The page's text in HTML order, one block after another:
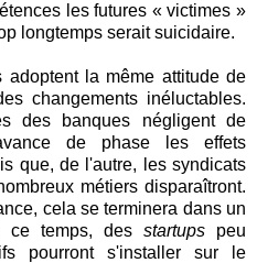
les futures « victimes »
longtemps serait suicidaire.
adoptent la même attitude de
changements inéluctables.
des banques négligent de
de phase les effets
que, de l'autre, les syndicats
métiers disparaîtront.
cela se terminera dans un
ce temps, des startupspeu
pourront s'installer sur le